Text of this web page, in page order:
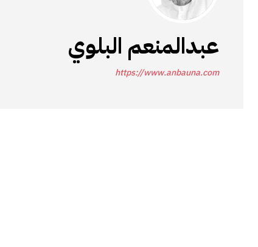
عبدالمنعم البلوي
https://www.anbauna.com